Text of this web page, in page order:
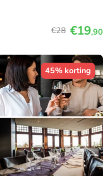
€28 €19,90
45% korting